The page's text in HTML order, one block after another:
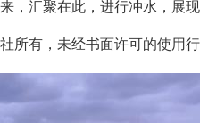
，汇聚在此，进行冲水，展
所有，未经书面许可的使用